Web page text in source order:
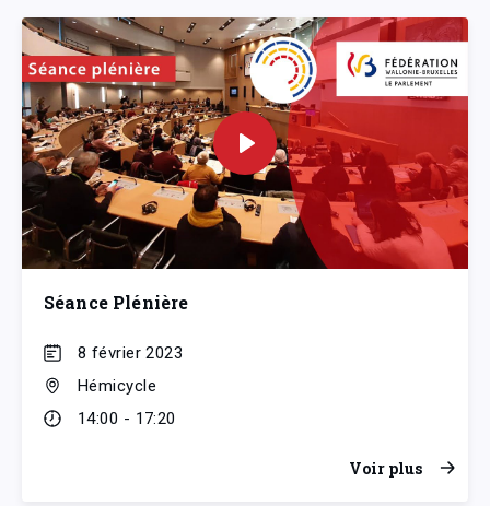
Séance Plénière
8 février 2023
Hémicycle
14:00 - 17:20
Voir plus